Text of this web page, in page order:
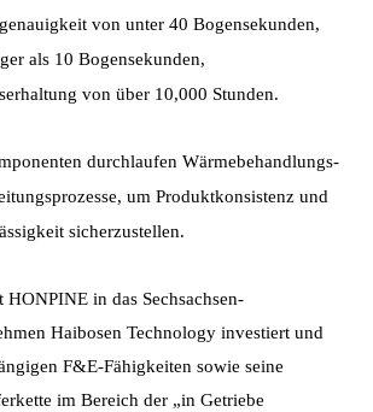
von unter 40 Bogensekunden,
als 10 Bogensekunden,
von über 10,000 Stunden.
durchlaufen Wärmebehandlungs-
um Produktkonsistenz und
sicherzustellen.
HONPINE in das Sechsachsen-
Haibosen Technology investiert und
F&E-Fähigkeiten sowie seine
im Bereich der „in Getriebe